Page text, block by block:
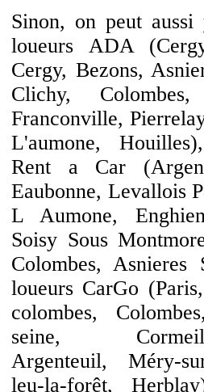
Sinon, on peut
loueurs ADA
Cergy, Bezons,
Clichy, Colombes,
Franconville,
L'aumone,
Rent a Car
Eaubonne, Levallois
L Aumone,
Soisy Sous
Colombes, Asnieres
loueurs CarGo
colombes,
seine,
Argenteuil, Méry-
leu-la-forêt,